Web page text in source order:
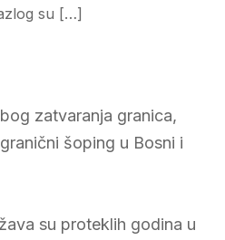
su […]
zatvaranja granica,
šoping u Bosni i
su proteklih godina u